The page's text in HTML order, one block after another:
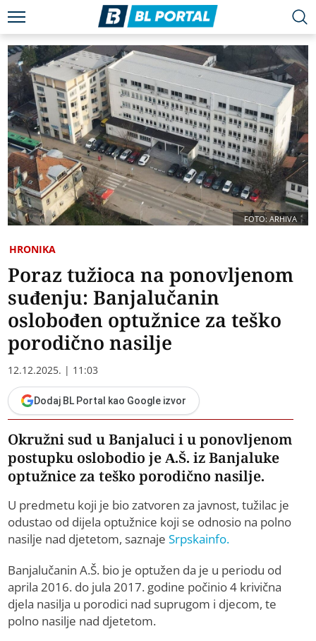
FOTO: ARHIVA
HRONIKA
Poraz tužioca na ponovljenom
suđenju: Banjalučanin
oslobođen optužnice za teško
porodično nasilje
12.12.2025. | 11:03
Dodaj BL Portal kao Google izvor
Okružni sud u Banjaluci i u ponovljenom
postupku oslobodio je A.Š. iz Banjaluke
optužnice za teško porodično nasilje.
U predmetu koji je bio zatvoren za javnost, tužilac je
odustao od dijela optužnice koji se odnosio na polno
nasilje nad djetetom, saznajeSrpskainfo.
Banjalučanin A.Š. bio je optužen da je u periodu od
aprila 2016. do jula 2017. godine počinio 4 krivična
djela nasilja u porodici nad suprugom i djecom, te
polno nasilje nad djetetom.